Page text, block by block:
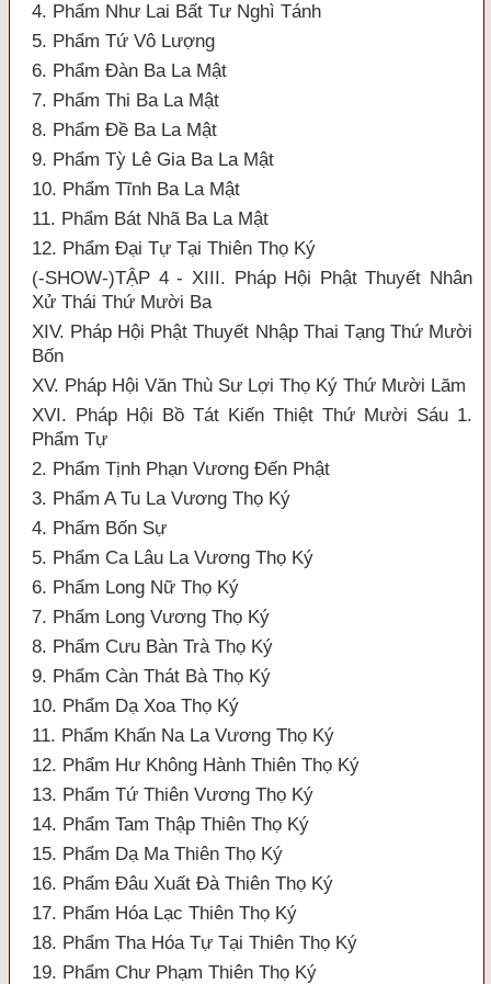
4. Phẩm Như Lai Bất Tư Nghì Tánh
5. Phẩm Tứ Vô Lượng
6. Phẩm Đàn Ba La Mật
7. Phẩm Thi Ba La Mật
8. Phẩm Đề Ba La Mật
9. Phẩm Tỳ Lê Gia Ba La Mật
10. Phẩm Tĩnh Ba La Mật
11. Phẩm Bát Nhã Ba La Mật
12. Phẩm Đại Tự Tại Thiên Thọ Ký
(-SHOW-)TẬP 4 - XIII. Pháp Hội Phật Thuyết Nhân
Xử Thái Thứ Mười Ba
XIV. Pháp Hội Phật Thuyết Nhập Thai Tạng Thứ Mười
Bốn
XV. Pháp Hội Văn Thù Sư Lợi Thọ Ký Thứ Mười Lăm
XVI. Pháp Hội Bồ Tát Kiến Thiệt Thứ Mười Sáu 1.
Phẩm Tự
2. Phẩm Tịnh Phạn Vương Đến Phật
3. Phẩm A Tu La Vương Thọ Ký
4. Phẩm Bốn Sự
5. Phẩm Ca Lâu La Vương Thọ Ký
6. Phẩm Long Nữ Thọ Ký
7. Phẩm Long Vương Thọ Ký
8. Phẩm Cưu Bàn Trà Thọ Ký
9. Phẩm Càn Thát Bà Thọ Ký
10. Phẩm Dạ Xoa Thọ Ký
11. Phẩm Khấn Na La Vương Thọ Ký
12. Phẩm Hư Không Hành Thiên Thọ Ký
13. Phẩm Tứ Thiên Vương Thọ Ký
14. Phẩm Tam Thập Thiên Thọ Ký
15. Phẩm Dạ Ma Thiên Thọ Ký
16. Phẩm Đâu Xuất Đà Thiên Thọ Ký
17. Phẩm Hóa Lạc Thiên Thọ Ký
18. Phẩm Tha Hóa Tự Tại Thiên Thọ Ký
19. Phẩm Chư Phạm Thiên Thọ Ký